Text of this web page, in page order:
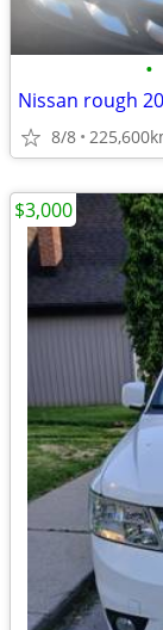
•
Nissan rough
8/8
$3,000